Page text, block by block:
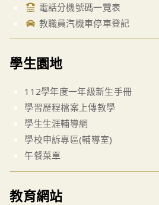
電話分機號碼一覽表
教職員汽機車停車登記
學生園地
112學年度一年級新生手冊
學習歷程檔案上傳教學
學生生涯輔導網
學校申訴專區(輔導室)
午餐菜單
教育網站